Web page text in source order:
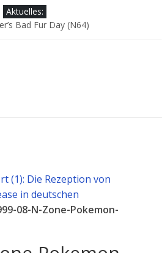
Aktuelles:
Bad Fur Day (N64)
(1): Die Rezeption von
in deutschen
08-N-Zone-Pokemon-